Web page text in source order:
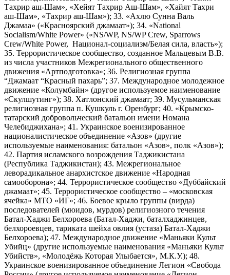
Тахрир аш-Шам», «Хейят Тахрир Аш-Шам», «Хайят Тахри
аш-Шам», «Тахрир аш-Шам»); 33. «Ахлю Сунна Валь
Джамаа» («Красноярский джамаат»); 34. «National
Socialism/White Power» («NS/WP, NS/WP Crew, Sparrows
Crew/White Power, Национал-социализм/Белая сила, власть»);
35. Террористическое сообщество, созданное Мальцевым В.В.
из числа участников Межрегионального общественного
движения «Артподготовка»; 36. Религиозная группа
“Джамаат “Красный пахарь”; 37. Международное молодежное
движение «Колумбайн» (другое используемое наименование
«Скулшутинг»); 38. Хатлонский джамаат; 39. Мусульманская
религиозная группа п. Кушкуль г. Оренбург; 40. «Крымско-
татарский добровольческий батальон имени Номана
Челебиджихана»; 41. Украинское военизированное
националистическое объединение «Азов» (другие
используемые наименования: батальон «Азов», полк «Азов»);
42. Партия исламского возрождения Таджикистана
(Республика Таджикистан); 43. Межрегиональное
леворадикальное анархистское движение «Народная
самооборона»; 44. Террористическое сообщество «Дуббайский
джамаат»; 45. Террористическое сообщество – «московская
ячейка» МТО «ИГ»; 46. Боевое крыло группы (вирда)
последователей (мюидов, мурдов) религиозного течения
Батал-Хаджи Белхороева (Батал-Хаджи, баталхаджинцев,
белхороевцев, тариката шейха овлия (устаза) Батал-Хаджи
Белхороева); 47. Международное движение «Маньяки Культ
Убийц» (другие используемые наименования «Маньяки Культ
Убийств», «Молодёжь Которая Улыбается», М.К.У.); 48.
Украинское военизированное объединение Легион «Свобода